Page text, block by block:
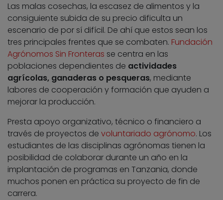
Las malas cosechas, la escasez de alimentos y la
consiguiente subida de su precio dificulta un
escenario de por sí difícil. De ahí que estos sean los
tres principales frentes que se combaten. Fundación
Agrónomos Sin Fronteras se centra en las
poblaciones dependientes de actividades
agrícolas, ganaderas o pesqueras, mediante
labores de cooperación y formación que ayuden a
mejorar la producción.
Presta apoyo organizativo, técnico o financiero a
través de proyectos de voluntariado agrónomo. Los
estudiantes de las disciplinas agrónomas tienen la
posibilidad de colaborar durante un año en la
implantación de programas en Tanzania, donde
muchos ponen en práctica su proyecto de fin de
carrera.